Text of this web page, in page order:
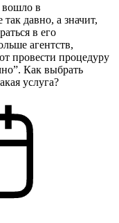
вошло в
давно, а значит,
в его
агентств,
провести процедуру
Как выбрать
услуга?